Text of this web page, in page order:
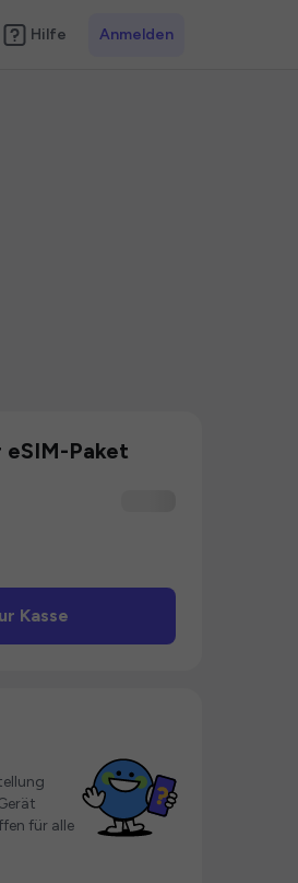
Hilfe Anmelden
eSIM-Paket
Kasse
für alle